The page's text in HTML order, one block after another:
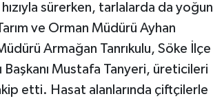
sürerken, tarlalarda da yoğun
ve Orman Müdürü Ayhan
Armağan Tanrıkulu, Söke İlçe
Mustafa Tanyeri, üreticileri
etti. Hasat alanlarında çiftçilerle